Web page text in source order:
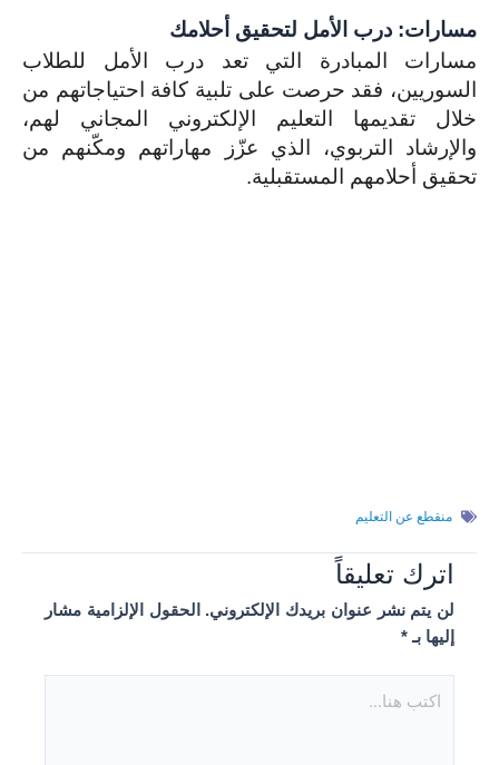
مسارات: درب الأمل لتحقيق أحلامك
مسارات المبادرة التي تعد درب الأمل للطلاب
السوريين، فقد حرصت على تلبية كافة احتياجاتهم من
خلال تقديمها التعليم الإلكتروني المجاني لهم،
والإرشاد التربوي، الذي عزّز مهاراتهم ومكّنهم من
تحقيق أحلامهم المستقبلية.
منقطع عن التعليم
اترك تعليقاً
لن يتم نشر عنوان بريدك الإلكتروني.
الحقول الإلزامية مشار
إليها بـ*